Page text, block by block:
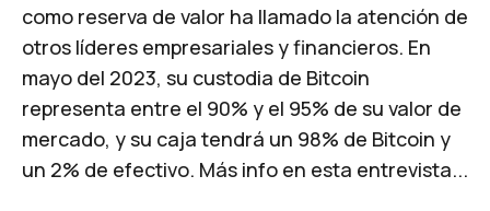
como reserva de valor ha llamado la atención de
otros líderes empresariales y financieros. En
mayo del 2023, su custodia de Bitcoin
representa entre el 90% y el 95% de su valor de
mercado, y su caja tendrá un 98% de Bitcoin y
un 2% de efectivo. Más info en esta entrevista...